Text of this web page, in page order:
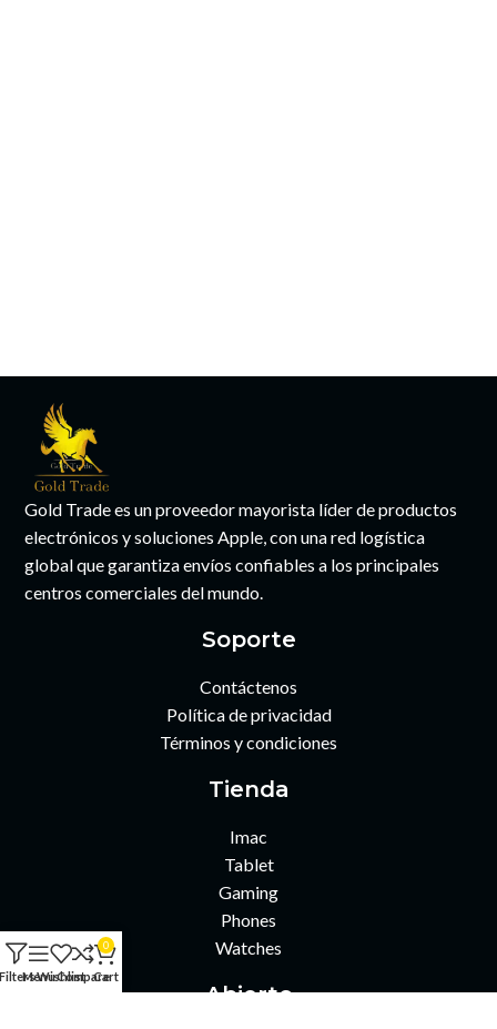
Gold Trade es un proveedor mayorista líder de productos
electrónicos y soluciones Apple, con una red logística
global que garantiza envíos confiables a los principales
centros comerciales del mundo.
Soporte
Contáctenos
Política de privacidad
Términos y condiciones
Tienda
Imac
Tablet
Gaming
Phones
Watches
Abierto
MenuWishlist
Compare
0
Cart